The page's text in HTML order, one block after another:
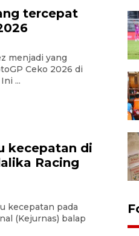
tercepat
menjadi yang
Ceko 2026 di
...
kecepatan di
Racing
kecepatan pada
(Kejurnas) balap